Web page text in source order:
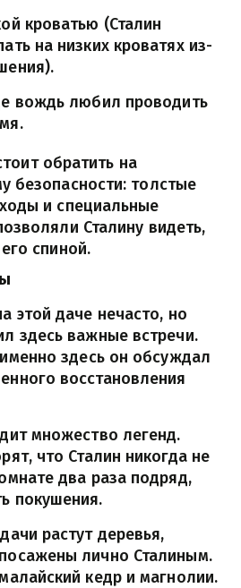
кроватью (Сталин
на низких кроватях из-
вождь любил проводить
обратить на
безопасности: толстые
и специальные
Сталину видеть,
спиной.
этой даче нечасто, но
здесь важные встречи.
здесь он обсуждал
восстановления
множество легенд.
что Сталин никогда не
два раза подряд,
покушения.
растут деревья,
лично Сталиным.
кедр и магнолии.